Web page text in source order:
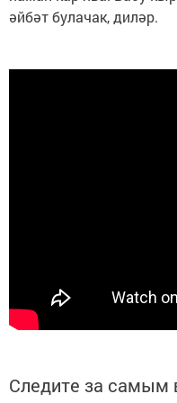
әйбәт булачак, диләр.
Следите за